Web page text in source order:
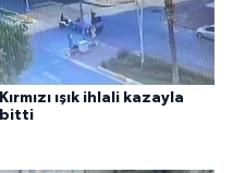
Kırmızı ışık ihlali kazayla
bitti